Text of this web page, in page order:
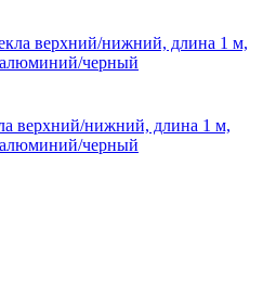
верхний/нижний, длина 1 м,
черный